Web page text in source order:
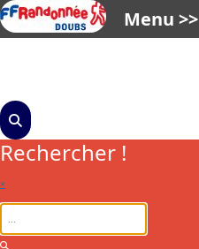
Rechercher !
×
Menu >>